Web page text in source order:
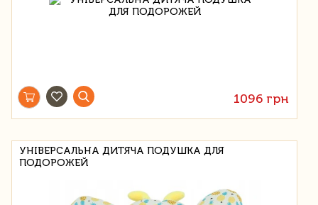
1096 грн
УНІВЕРСАЛЬНА ДИТЯЧА ПОДУШКА ДЛЯ
ПОДОРОЖЕЙ